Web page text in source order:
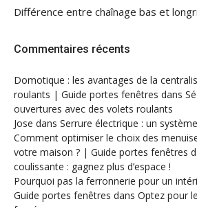
Différence entre chaînage bas et
Commentaires récents
Domotique : les avantages de la
roulants | Guide portes fenêtres dans
ouvertures avec des volets roulants
Jose dans Serrure électrique : un
Comment optimiser le choix des
votre maison ? | Guide portes fenêtres
coulissante : gagnez plus d’espace !
Pourquoi pas la ferronnerie pour un
Guide portes fenêtres dans Optez pour